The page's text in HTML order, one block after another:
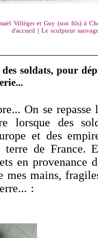
Villéger et Guy (son fils) à
d'accueil
Le sculpteur
soldats, pour
On se
lorsque des
et des
terre de France.
en provenance
mes mains,
: